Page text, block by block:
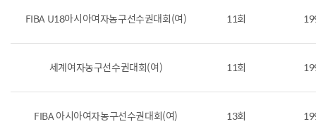
FIBA U18아시아여자농구선수권대회(여) 11회
세계여자농구선수권대회(여) 11회
FIBA 아시아여자농구선수권대회(여) 13회